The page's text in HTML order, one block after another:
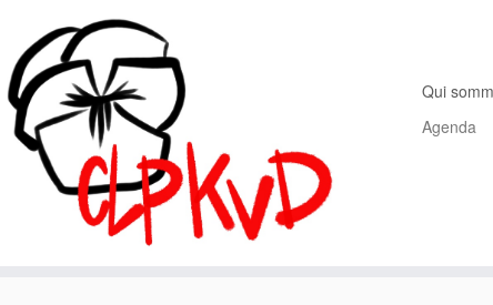
contenu
Qui
Agenda